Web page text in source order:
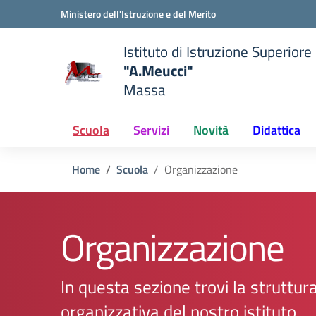
Vai ai contenuti
Vai al menu di navigazioneMinistero dell'Istruzione e del Merito
scuola
Istituto di Istruzione Superiore
"A.Meucci"
Massa
Scuola Servizi Novità Didattica
Home Scuola Organizzazione
Organizzazione
In questa sezione trovi la